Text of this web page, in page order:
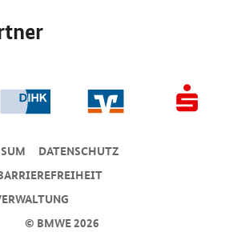
© BMWE 2026
DA­TEN­SCHUTZ